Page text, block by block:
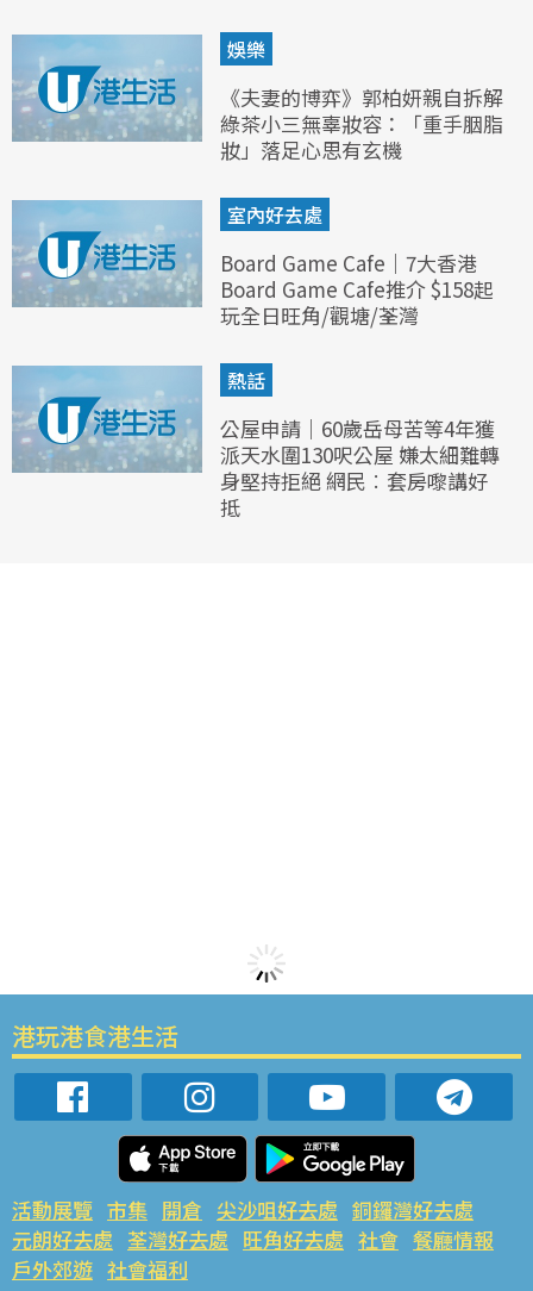
娛樂
《夫妻的博弈》郭柏妍親自拆解
綠茶小三無辜妝容：「重手胭脂
妝」落足心思有玄機
室內好去處
Board Game Cafe｜7大香港
Board Game Cafe推介 $158起
玩全日旺角/觀塘/荃灣
熱話
公屋申請｜60歲岳母苦等4年獲
派天水圍130呎公屋 嫌太細難轉
身堅持拒絕 網民︰套房嚟講好
抵
港玩港食港生活
活動展覽 市集 開倉 尖沙咀好去處 銅鑼灣好去處
元朗好去處 荃灣好去處 旺角好去處 社會 餐廳情報
戶外郊遊 社會福利